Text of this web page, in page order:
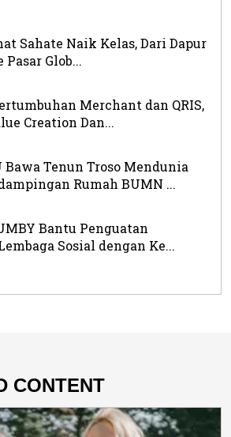
Sahate Naik Kelas, Dari Dapur
Glob...
Merchant dan QRIS,
Creation Dan...
Bawa Tenun Troso Mendunia
Rumah BUMN ...
Bantu Penguatan
Sosial dengan Ke...
CONTENT